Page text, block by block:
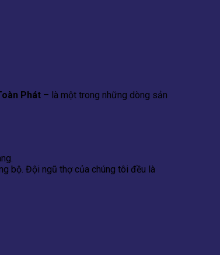
Phát – là một trong những dòng sản
bộ. Đội ngũ thợ của chúng tôi đều là